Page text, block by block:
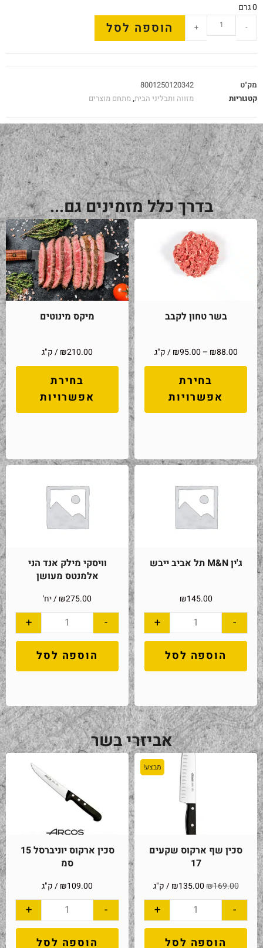
0 גרם
-
+ הוספה לסל
מק"ט
8001250120342
קטגוריות
מזווה ותבליני הבית,מתחם מוצרים
בדרך כלל מזמינים גם...
בשר טחון לקבב
₪88.00
–
₪95.00 / ק"ג
בחירת
אפשרויות
מיקס מינוטים
₪210.00 / ק"ג
בחירת
אפשרויות
ג'ין M&N תל אביב ייבש
₪145.00
-
+
הוספה לסל
וויסקי מילק אנד הני
אלמנטס מעושן
₪275.00 / יח'
-
+
הוספה לסל
אביזרי בשר
מבצע!
סכין שף ארקוס שקעים
17
₪169.00
₪135.00 / ק"ג
-
+
הוספה לסל
סכין ארקוס יוניברסל 15
סמ
₪109.00 / ק"ג
-
+
הוספה לסל